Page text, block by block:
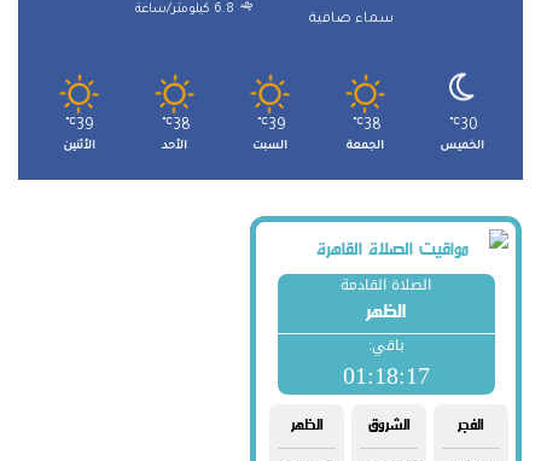
سماء صافية
6.8 كيلومتر/ساعة
30
℃
الخميس
38
℃
الجمعة
39
℃
السبت
38
℃
الأحد
39
℃
الأثنين